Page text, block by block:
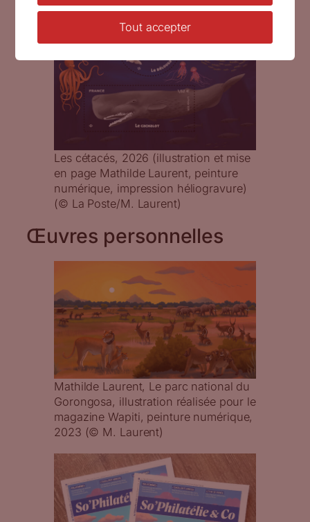
Les cétacés, 2026 (illustration et mise
en page Mathilde Laurent, peinture
numérique, impression héliogravure)
(© La Poste/M. Laurent)
Œuvres personnelles
Mathilde Laurent, Le parc national du
Gorongosa, illustration réalisée pour le
magazine Wapiti, peinture numérique,
2023 (© M. Laurent)
Tout accepter